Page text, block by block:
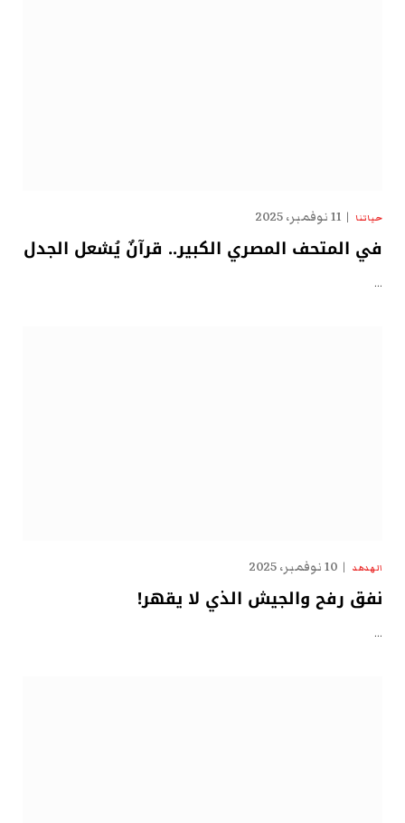
حياتنا 11 نوفمبر، 2025
في المتحف المصري الكبير.. قرآنٌ يُشعل الجدل
…
الهدهد 10 نوفمبر، 2025
نفق رفح والجيش الذي لا يقهر!
…